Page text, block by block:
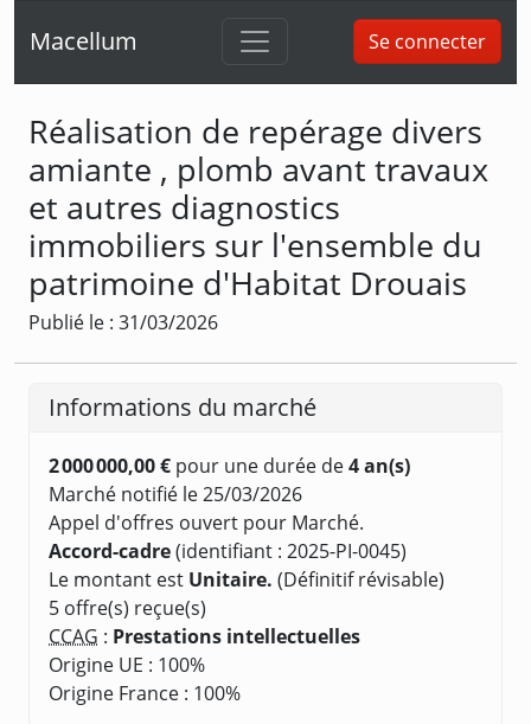
Macellum Se connecter
Réalisation de repérage divers
amiante , plomb avant travaux
et autres diagnostics
immobiliers sur l'ensemble du
patrimoine d'Habitat Drouais
Publié le : 31/03/2026
Informations du marché
2 000 000,00 € pour une durée de4 an(s)
Marché notifié le 25/03/2026
Appel d'offres ouvert pour Marché.
Accord-cadre(identifiant : 2025-PI-0045)
Le montant est Unitaire. (Définitif révisable)
5 offre(s) reçue(s)
CCAG : Prestations intellectuelles
Origine UE : 100%
Origine France : 100%